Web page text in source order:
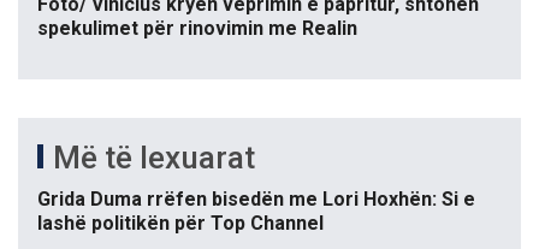
spekulimet për rinovimin me Realin
Më të lexuarat
Grida Duma rrëfen bisedën me Lori Hoxhën: Si e
lashë politikën për Top Channel